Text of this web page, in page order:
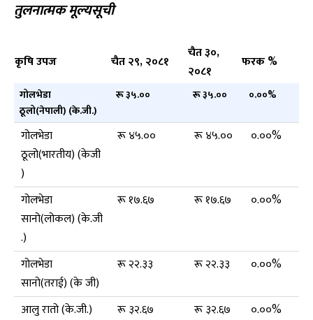
तुलनात्मक मूल्यसूची
कृषि उपज चैत २९,२०८१ चैत ३०,
२०८१
फरक %
गोलभेडा
ठूलो(नेपाली) (के.जी.)
रू ३५.०० रू ३५.०० ०.००%
गोलभेडा
ठूलो(भारतीय) (केजी
)
रू ४५.०० रू ४५.०० ०.००%
गोलभेडा
सानो(लोकल) (के.जी
.)
रू १७.६७ रू १७.६७ ०.००%
गोलभेडा
सानो(तराई) (के जी)
रू २२.३३ रू २२.३३ ०.००%
आलु रातो (के.जी.) रू ३२.६७ रू ३२.६७
०.००%